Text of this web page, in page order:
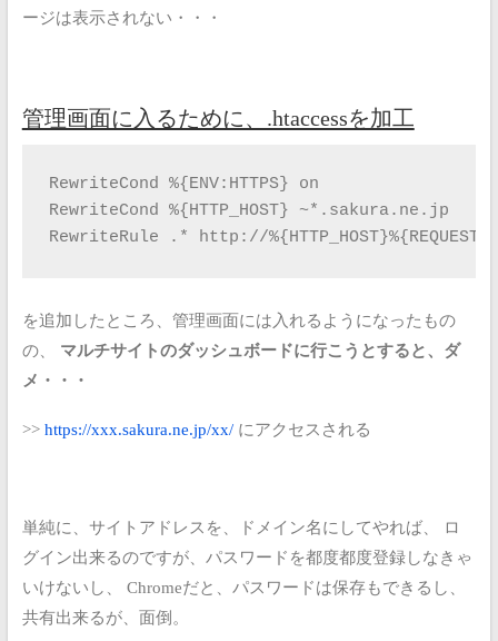
ージは表示されない・・・
管理画面に入るために、.htaccessを加工
RewriteCond %{ENV:HTTPS} on
RewriteCond %{HTTP_HOST} ~*.sakura.ne.jp
RewriteRule .* http://
を追加したところ、管理画面には入れるようになったもの
の、
マルチサイトのダッシュボードに行こうとすると、ダ
メ・・・
>> https://xxx.sakura.ne.jp/xx/にアクセスされる
単純に、サイトアドレスを、ドメイン名にしてやれば、
ロ
グイン出来るのですが、パスワードを都度都度登録しなきゃ
いけないし、
Chromeだと、パスワードは保存もできるし、
共有出来るが、面倒。